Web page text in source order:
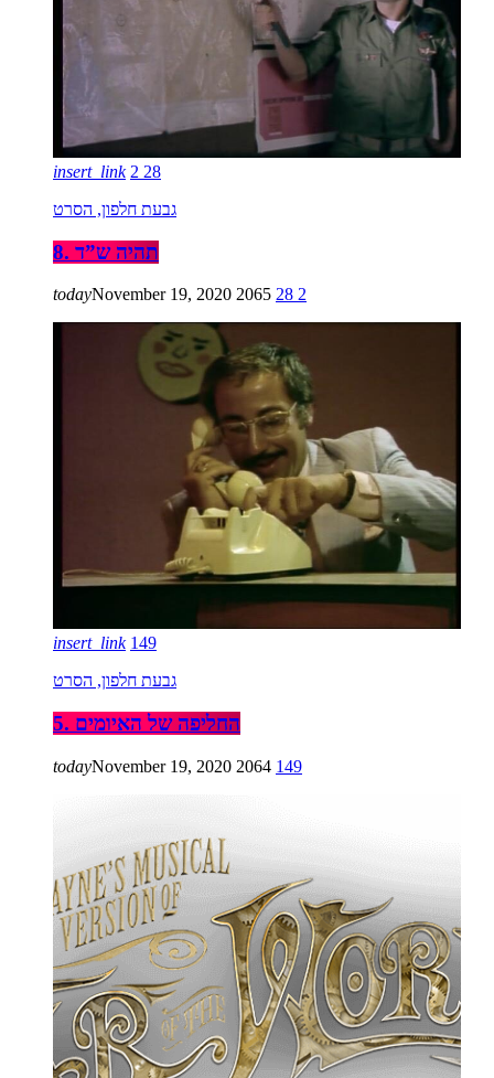
insert_link 2 28
גבעת חלפון, הסרט
8. תהיה ש”ד
todayNovember 19, 2020 2065 28 2
insert_link 149
גבעת חלפון, הסרט
5. החליפה של האיומים
todayNovember 19, 2020 2064 149